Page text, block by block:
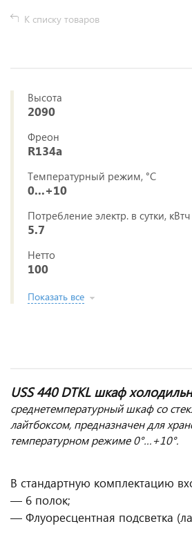
К списку товаров
Высота
2090
Фреон
R134a
Температурный режим, °C
0...+10
Потребление электр. в сутки, кВтч
5.7
Нетто
100
Показать все
USS 440 DTKL шкаф
среднетемпературный шкаф со
лайтбоксом, предназначен для
температурном режиме 0°…+10°.
В стандартную комплектацию
— 6 полок;
— Флуоресцентная подсветка